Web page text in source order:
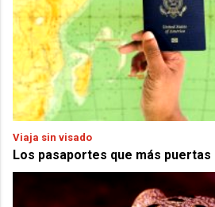
Viaja sin visado
Los pasaportes que más